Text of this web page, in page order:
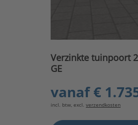
Verzinkte tuinpoort
GE
vanaf€
incl. btw, excl. verzendkosten